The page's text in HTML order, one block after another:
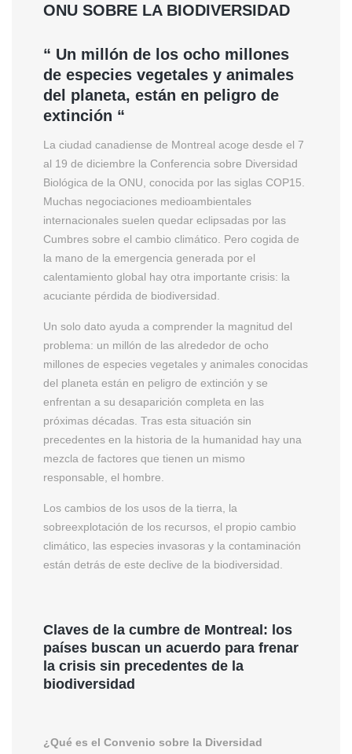
ONU SOBRE LA BIODIVERSIDAD
“ Un millón de los ocho millones
de especies vegetales y animales
del planeta, están en peligro de
extinción “
La ciudad canadiense de Montreal acoge desde el 7
al 19 de diciembre la Conferencia sobre Diversidad
Biológica de la ONU, conocida por las siglas COP15.
Muchas negociaciones medioambientales
internacionales suelen quedar eclipsadas por las
Cumbres sobre el cambio climático. Pero cogida de
la mano de la emergencia generada por el
calentamiento global hay otra importante crisis: la
acuciante pérdida de biodiversidad.
Un solo dato ayuda a comprender la magnitud del
problema: un millón de las alrededor de ocho
millones de especies vegetales y animales conocidas
del planeta están en peligro de extinción y se
enfrentan a su desaparición completa en las
próximas décadas. Tras esta situación sin
precedentes en la historia de la humanidad hay una
mezcla de factores que tienen un mismo
responsable, el hombre.
Los cambios de los usos de la tierra, la
sobreexplotación de los recursos, el propio cambio
climático, las especies invasoras y la contaminación
están detrás de este declive de la biodiversidad.
Claves de la cumbre de Montreal: los
países buscan un acuerdo para frenar
la crisis sin precedentes de la
biodiversidad
¿Qué es el Convenio sobre la Diversidad